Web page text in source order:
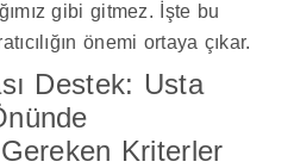
gibi gitmez. İşte bu
önemi ortaya çıkar.
Destek: Usta
Kriterler